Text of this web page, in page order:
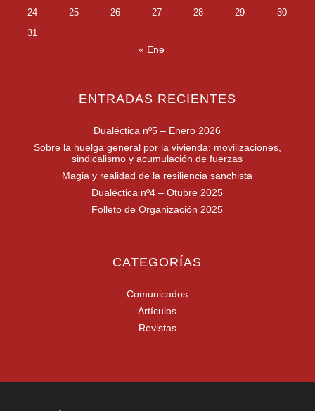
24
25 26 27 28 29
30
31
« Ene
ENTRADAS RECIENTES
Dualéctica nº5 – Enero 2026
Sobre la huelga general por la vivienda: movilizaciones,
sindicalismo y acumulación de fuerzas
Magia y realidad de la resiliencia sanchista
Dualéctica nº4 – Otubre 2025
Folleto de Organización 2025
CATEGORÍAS
Comunicados
Artículos
Revistas